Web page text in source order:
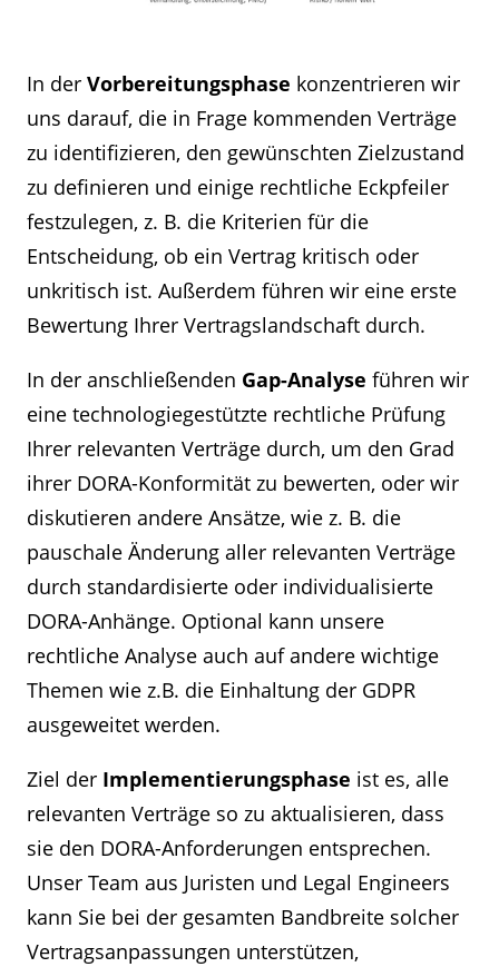
In der Vorbereitungsphase konzentrieren wir
uns darauf, die in Frage kommenden Verträge
zu identifizieren, den gewünschten Zielzustand
zu definieren und einige rechtliche Eckpfeiler
festzulegen, z. B. die Kriterien für die
Entscheidung, ob ein Vertrag kritisch oder
unkritisch ist. Außerdem führen wir eine erste
Bewertung Ihrer Vertragslandschaft durch.
In der anschließenden Gap-Analyse führen wir
eine technologiegestützte rechtliche Prüfung
Ihrer relevanten Verträge durch, um den Grad
ihrer DORA-Konformität zu bewerten, oder wir
diskutieren andere Ansätze, wie z. B. die
pauschale Änderung aller relevanten Verträge
durch standardisierte oder individualisierte
DORA-Anhänge. Optional kann unsere
rechtliche Analyse auch auf andere wichtige
Themen wie z.B. die Einhaltung der GDPR
ausgeweitet werden.
Ziel der Implementierungsphase ist es, alle
relevanten Verträge so zu aktualisieren, dass
sie den DORA-Anforderungen entsprechen.
Unser Team aus Juristen und Legal Engineers
kann Sie bei der gesamten Bandbreite solcher
Vertragsanpassungen unterstützen,